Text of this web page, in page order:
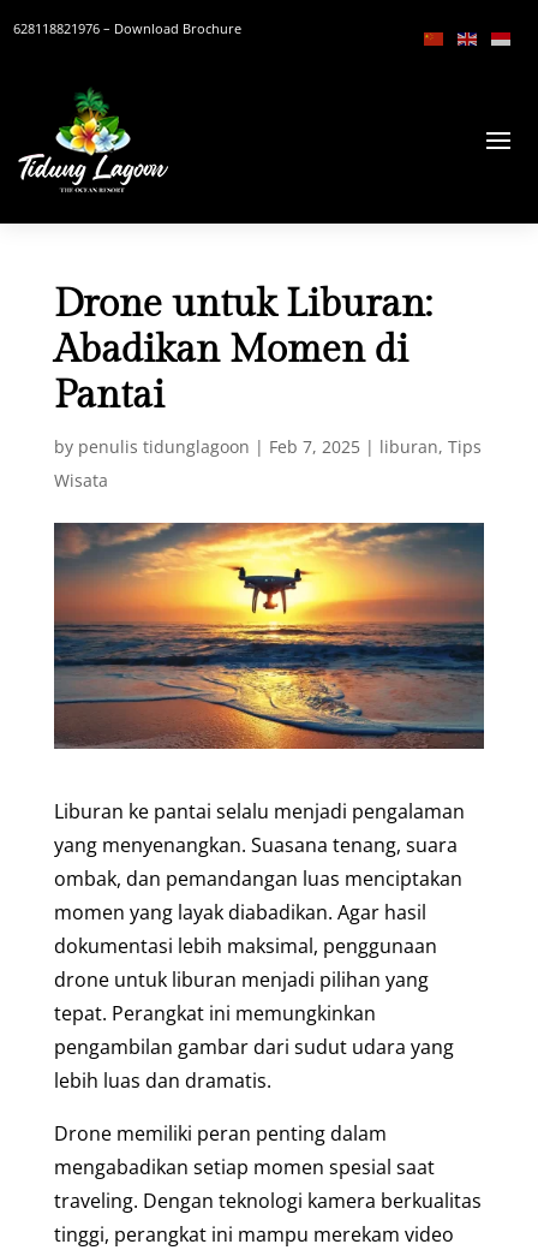
628118821976 – Download Brochure
Drone untuk Liburan:
Abadikan Momen di
Pantai
by penulis tidunglagoon | Feb 7, 2025| liburan, Tips
Wisata
Liburan ke pantai selalu menjadi pengalaman
yang menyenangkan. Suasana tenang, suara
ombak, dan pemandangan luas menciptakan
momen yang layak diabadikan. Agar hasil
dokumentasi lebih maksimal, penggunaan
drone untuk liburan menjadi pilihan yang
tepat. Perangkat ini memungkinkan
pengambilan gambar dari sudut udara yang
lebih luas dan dramatis.
Drone memiliki peran penting dalam
mengabadikan setiap momen spesial saat
traveling. Dengan teknologi kamera berkualitas
tinggi, perangkat ini mampu merekam video